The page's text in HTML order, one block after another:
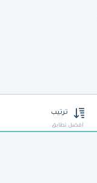
ترتيب
أفضل تطابق